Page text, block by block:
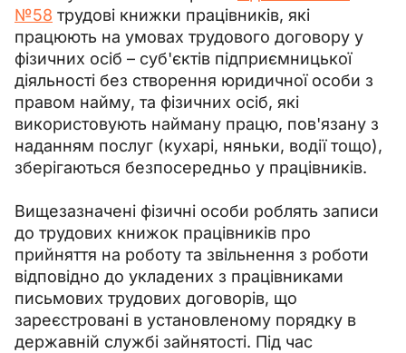
№58 трудові книжки працівників, які
працюють на умовах трудового договору у
фізичних осіб – суб'єктів підприємницької
діяльності без створення юридичної особи з
правом найму, та фізичних осіб, які
використовують найману працю, пов'язану з
наданням послуг (кухарі, няньки, водії тощо),
зберігаються безпосередньо у працівників.
Вищезазначені фізичні особи роблять записи
до трудових книжок працівників про
прийняття на роботу та звільнення з роботи
відповідно до укладених з працівниками
письмових трудових договорів, що
зареєстровані в установленому порядку в
державній службі зайнятості. Під час